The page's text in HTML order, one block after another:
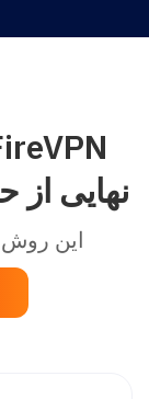
نهایی
این روش